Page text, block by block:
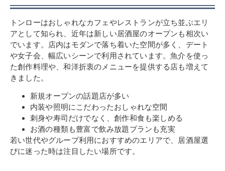
トンローはおしゃれなカフェやレストランが立ち並ぶエリ
アとして知られ、近年は新しい居酒屋のオープンも相次い
でいます。店内はモダンで落ち着いた空間が多く、デート
や女子会、幅広いシーンで利用されています。魚介を使っ
た創作料理や、和洋折衷のメニューを提供する店も増えて
きました。
新規オープンの話題店が多い
内装や照明にこだわったおしゃれな空間
刺身や寿司だけでなく、創作和食も楽しめる
お酒の種類も豊富で飲み放題プランも充実
若い世代やグループ利用におすすめのエリアで、居酒屋選
びに迷った時は注目したい場所です。